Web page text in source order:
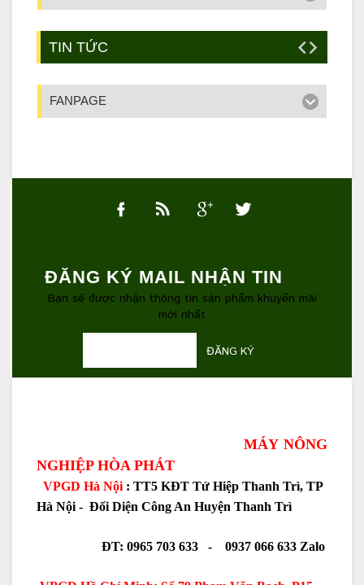
TIN TỨC
FANPAGE
ĐĂNG KÝ MAIL NHẬN TIN
Bạn sẽ được nhận thông tin sản phẩm khuyến mãi
mới nhất
ĐĂNG KÝ
MÁY NÔNG
NGHIỆP HÒA PHÁT
VPGD Hà Nội : TT5 KĐT Tứ Hiệp Thanh Trì, TP
Hà Nội - Đối Diện Công An Huyện Thanh Trì
ĐT: 0965 703 633 - 0937 066 633 Zalo